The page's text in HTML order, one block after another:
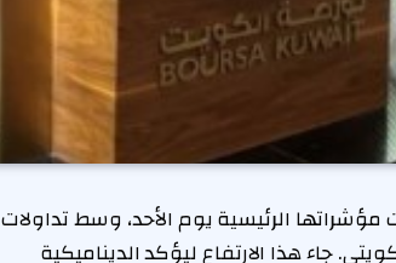
الرئيسية يوم الأحد، وسط تداولات
حوالي 102.8 مليون دينار كويتي. جاء هذا الارتفاع ليؤكد الديناميكية